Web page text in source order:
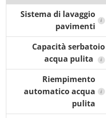
Sistema di lavaggio
pavimenti
i
Capacità serbatoio
acqua pulita
i
Riempimento
automatico acqua
pulita
i